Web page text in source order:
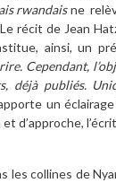
rwandaisne
récit de Jean
ainsi, un
Cependant,
déjà publiés.
un
d’approche,
les collines de